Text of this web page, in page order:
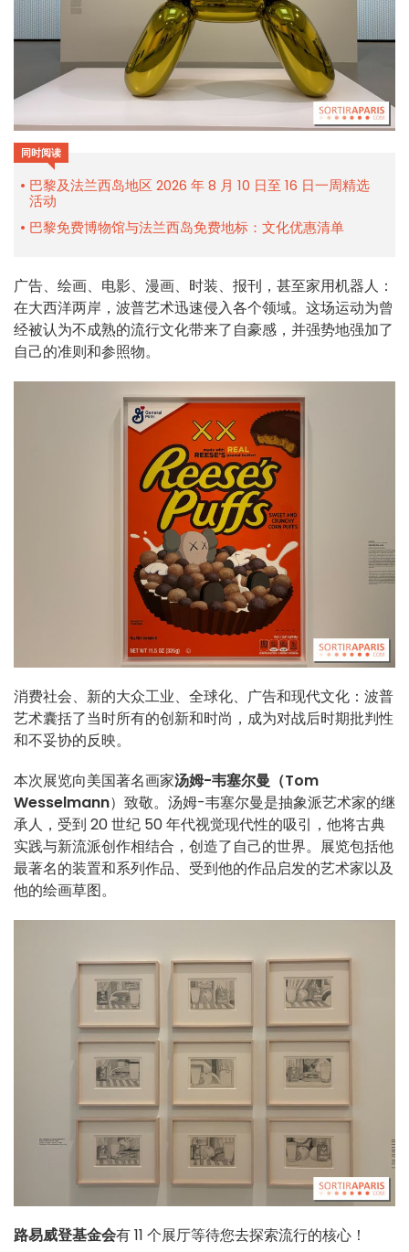
同时阅读
巴黎及法兰西岛地区 2026 年 8 月 10 日至 16 日一周精选
活动
巴黎免费博物馆与法兰西岛免费地标：文化优惠清单
广告、绘画、电影、漫画、时装、报刊，甚至家用机器人：
在大西洋两岸，波普艺术迅速侵入各个领域。这场运动为曾
经被认为不成熟的流行文化带来了自豪感，并强势地强加了
自己的准则和参照物。
消费社会、新的大众工业、全球化、广告和现代文化：波普
艺术囊括了当时所有的创新和时尚，成为对战后时期批判性
和不妥协的反映。
本次展览向美国著名画家汤姆-韦塞尔曼（Tom
Wesselmann）致敬。汤姆-韦塞尔曼是抽象派艺术家的继
承人，受到 20 世纪 50 年代视觉现代性的吸引，他将古典
实践与新流派创作相结合，创造了自己的世界。展览包括他
最著名的装置和系列作品、受到他的作品启发的艺术家以及
他的绘画草图。
路易威登基金会有 11 个展厅等待您去探索流行的核心！